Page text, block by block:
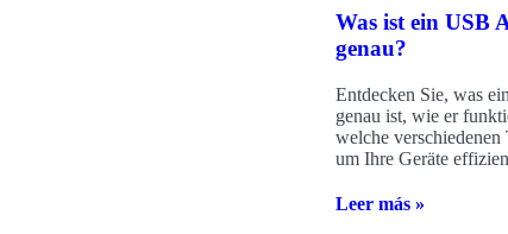
Was ist ein USB
genau?
Entdecken Sie, was
genau ist, wie er
welche verschiedenen
um Ihre Geräte
Leer más »